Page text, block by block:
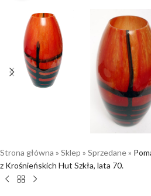
Strona główna » Sklep » Sprzedane»
z Krośnieńskich Hut Szkła, lata 70.